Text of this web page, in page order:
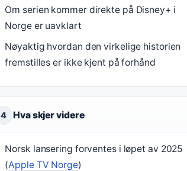
Om serien kommer direkte på Disney+ i
Norge er uavklart
Nøyaktig hvordan den virkelige historien
fremstilles er ikke kjent på forhånd
4 Hva skjer videre
Norsk lansering forventes i løpet av 2025
(Apple TV Norge)